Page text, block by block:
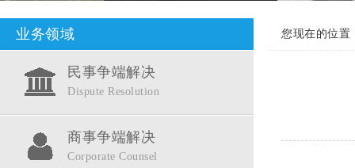
业务领域
民事争端解决
Dispute Resolution
商事争端解决
Corporate Counsel
您现在的位置